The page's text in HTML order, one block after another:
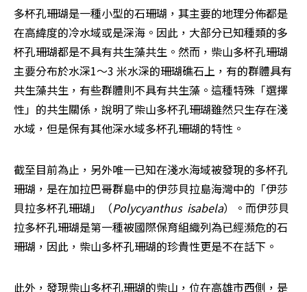
多杯孔珊瑚是一種小型的石珊瑚，其主要的地理分佈都是
在高緯度的冷水域或是深海。因此，大部分已知種類的多
杯孔珊瑚都是不具有共生藻共生。然而，柴山多杯孔珊瑚
主要分布於水深1～3 米水深的珊瑚礁石上，有的群體具有
共生藻共生，有些群體則不具有共生藻。這種特殊「選擇
性」的共生關係，說明了柴山多杯孔珊瑚雖然只生存在淺
水域，但是保有其他深水域多杯孔珊瑚的特性。
截至目前為止，另外唯一已知在淺水海域被發現的多杯孔
珊瑚，是在加拉巴哥群島中的伊莎貝拉島海灣中的「伊莎
貝拉多杯孔珊瑚」（Polycyanthus  isabela）。而伊莎貝
拉多杯孔珊瑚是第一種被國際保育組織列為已經瀕危的石
珊瑚，因此，柴山多杯孔珊瑚的珍貴性更是不在話下。
此外，發現柴山多杯孔珊瑚的柴山，位在高雄市西側，是